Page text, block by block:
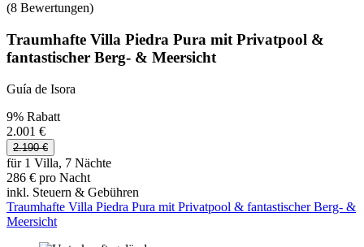
(8 Bewertungen)
Traumhafte Villa Piedra Pura mit Privatpool &
fantastischer Berg- & Meersicht
Guía de Isora
9% Rabatt
2.001 €
2.190 €
für 1 Villa, 7 Nächte
286 € pro Nacht
inkl. Steuern & Gebühren
Traumhafte Villa Piedra Pura mit Privatpool & fantastischer Berg- &
Meersicht